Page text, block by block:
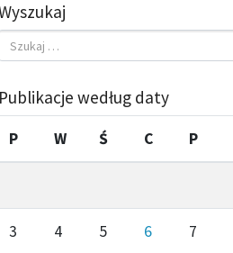
Publikacje według daty
P W Ś C P
3 4 5 6 7